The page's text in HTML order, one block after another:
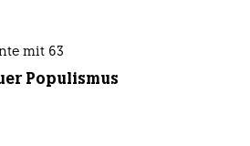
mit 63
Populismus